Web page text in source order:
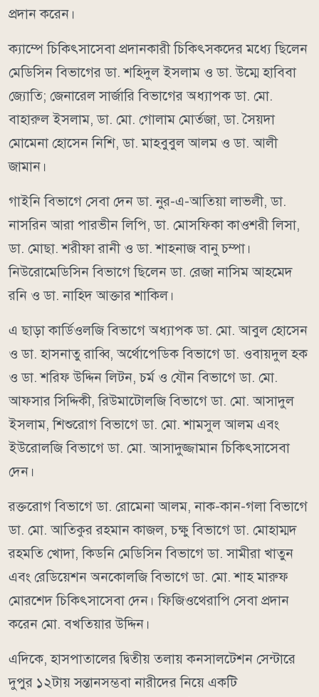
প্রদান করেন।
ক্যাম্পে চিকিৎসাসেবা প্রদানকারী চিকিৎসকদের মধ্যে ছিলেন
মেডিসিন বিভাগের ডা. শহিদুল ইসলাম ও ডা. উম্মে হাবিবা
জ্যোতি; জেনারেল সার্জারি বিভাগের অধ্যাপক ডা. মো.
বাহারুল ইসলাম, ডা. মো. গোলাম মোর্তজা, ডা. সৈয়দা
মোমেনা হোসেন নিশি, ডা. মাহবুবুল আলম ও ডা. আলী
জামান।
গাইনি বিভাগে সেবা দেন ডা. নুর-এ-আতিয়া লাভলী, ডা.
নাসরিন আরা পারভীন লিপি, ডা. মোসফিকা কাওশরী লিসা,
ডা. মোছা. শরীফা রানী ও ডা. শাহনাজ বানু চম্পা।
নিউরোমেডিসিন বিভাগে ছিলেন ডা. রেজা নাসিম আহমেদ
রনি ও ডা. নাহিদ আক্তার শাকিল।
এ ছাড়া কার্ডিওলজি বিভাগে অধ্যাপক ডা. মো. আবুল হোসেন
ও ডা. হাসনাতু রাব্বি, অর্থোপেডিক বিভাগে ডা. ওবায়দুল হক
ও ডা. শরিফ উদ্দিন লিটন, চর্ম ও যৌন বিভাগে ডা. মো.
আফসার সিদ্দিকী, রিউমাটোলজি বিভাগে ডা. মো. আসাদুল
ইসলাম, শিশুরোগ বিভাগে ডা. মো. শামসুল আলম এবং
ইউরোলজি বিভাগে ডা. মো. আসাদুজ্জামান চিকিৎসাসেবা
দেন।
রক্তরোগ বিভাগে ডা. রোমেনা আলম, নাক-কান-গলা বিভাগে
ডা. মো. আতিকুর রহমান কাজল, চক্ষু বিভাগে ডা. মোহাম্মদ
রহমতি খোদা, কিডনি মেডিসিন বিভাগে ডা. সামীরা খাতুন
এবং রেডিয়েশন অনকোলজি বিভাগে ডা. মো. শাহ মারুফ
মোরশেদ চিকিৎসাসেবা দেন। ফিজিওথেরাপি সেবা প্রদান
করেন মো. বখতিয়ার উদ্দিন।
এদিকে, হাসপাতালের দ্বিতীয় তলায় কনসালটেশন সেন্টারে
দুপুর ১২টায় সন্তানসম্ভবা নারীদের নিয়ে একটি